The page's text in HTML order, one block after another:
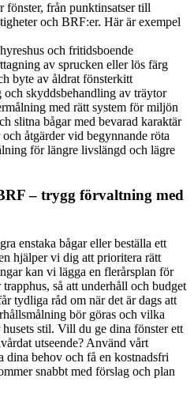
fönster, från punktinsatser till
och BRF:er. Här är exempel
och fritidsboende
av sprucken eller lös färg
byte av åldrat fönsterkitt
skyddsbehandling av träytor
med rätt system för miljön
slitna bågar med bevarad karaktär
åtgärder vid begynnande röta
för längre livslängd och lägre
– trygg förvaltning med
enstaka bågar eller beställa ett
hjälper vi dig att prioritera rätt
kan vi lägga en flerårsplan för
så att underhåll och budget
tydliga råd om när det är dags att
bör göras och vilka
stil. Vill du ge dina fönster ett
utseende? Använd vårt
behov och få en kostnadsfri
snabbt med förslag och plan